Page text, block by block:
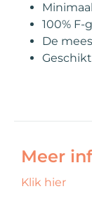
100% F-
De
Meer
Klik hier